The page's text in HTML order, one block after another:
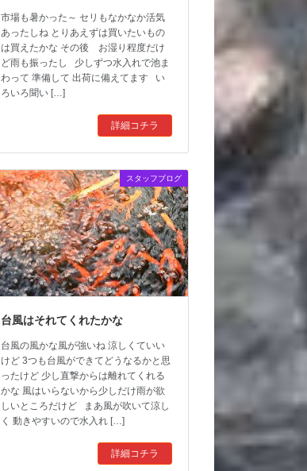
市場も暑かった～ セリもなかなか活気
あったしね とりあえずは買いたいもの
は買えたかな その後 お湿り程度だけ
ど雨も振ったし 少しずつ水入れで池ま
わって 準備して 出荷に備えてます い
ろいろ聞い […]
詳細コチラ
スタッフブログ
台風はそれてくれたかな
台風の風かな風が強いね 涼しくていい
けど 3つも台風ができてどうなるかと思
ったけど 少し直撃からは離れてくれる
かな 風はいらないから少しだけ雨が欲
しいところだけど まあ風が吹いて涼し
く 動きやすいので水入れ […]
詳細コチラ